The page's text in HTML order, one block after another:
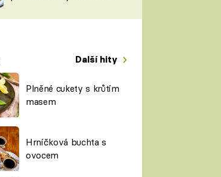
Další hity
Plněné cukety s krůtím
masem
Hrníčková buchta s
ovocem